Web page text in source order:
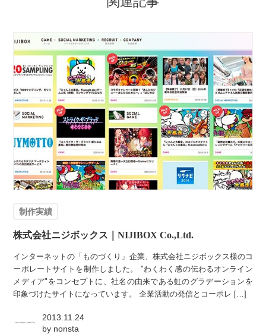
制作実績
株式会社ニジボックス｜NIJIBOX Co.,Ltd.
インターネットの「ものづくり」企業、株式会社ニジボックス様のコ
ーポレートサイトを制作しました。 "わくわく感の伝わるオンライン
メディア"をコンセプトに、社名の由来である虹のグラデーションを
印象づけたサイトになっています。 企業活動の発信とコーポレ […]
2013.11.24
by nonsta